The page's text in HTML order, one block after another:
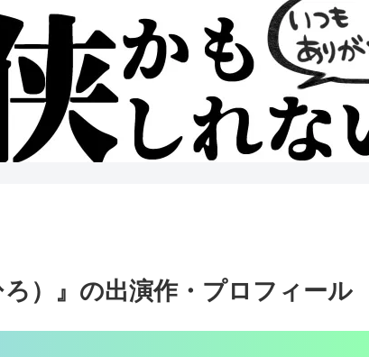
）』の出演作・プロフィール